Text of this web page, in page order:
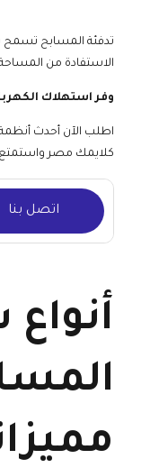
تدفئة المسابح تسمح
الاستفادة من المساحة
وفر استهلاك
اطلب الآن أحدث
كلايمك مصر واستمتع
اتصل بنا